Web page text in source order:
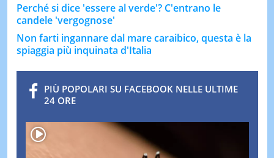
Perché si dice 'essere al verde'? C'entrano le
candele 'vergognose'
Non farti ingannare dal mare caraibico, questa è la
spiaggia più inquinata d'Italia
PIÙ POPOLARI SU FACEBOOK NELLE ULTIME
24 ORE